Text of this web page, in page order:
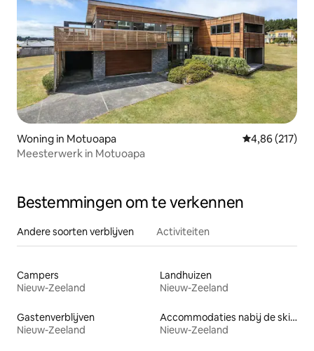
Woning in Motuoapa Gemiddelde
4,86 (217)
Meesterwerk in Motuoapa
Bestemmingen om te verkennen
Andere soorten verblijven Activiteiten
Campers
Nieuw-Zeeland
Landhuizen
Nieuw-Zeeland
Gastenverblijven
Nieuw-Zeeland
Accommodaties nabij de skipiste
Nieuw-Zeeland